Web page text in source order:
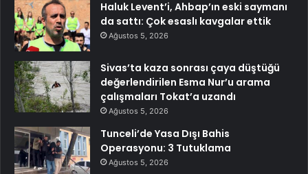
Haluk Levent’i, Ahbap’ın eski saymanı
da sattı: Çok esaslı kavgalar ettik
Ağustos 5, 2026
Sivas’ta kaza sonrası çaya düştüğü
değerlendirilen Esma Nur’u arama
çalışmaları Tokat’a uzandı
Ağustos 5, 2026
Tunceli’de Yasa Dışı Bahis
Operasyonu: 3 Tutuklama
Ağustos 5, 2026